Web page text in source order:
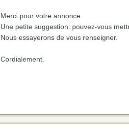
Merci pour votre annonce.
Une petite suggestion: pouvez-vous
Nous essayerons de vous renseigner.
Cordialement.